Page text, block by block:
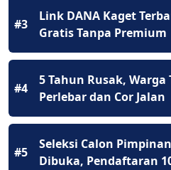
#3
Link DANA Kaget
Gratis Tanpa Premium
#4
5 Tahun Rusak, Warga
Perlebar dan Cor Jalan
#5
Seleksi Calon
Dibuka, Pendaftaran